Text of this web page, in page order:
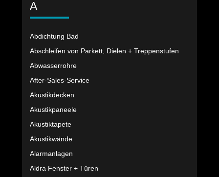
A
Abdichtung Bad
Abschleifen von Parkett, Dielen + Treppenstufen
Abwasserrohre
After-Sales-Service
Akustikdecken
Akustikpaneele
Akustiktapete
Akustikwände
Alarmanlagen
Aldra Fenster + Türen